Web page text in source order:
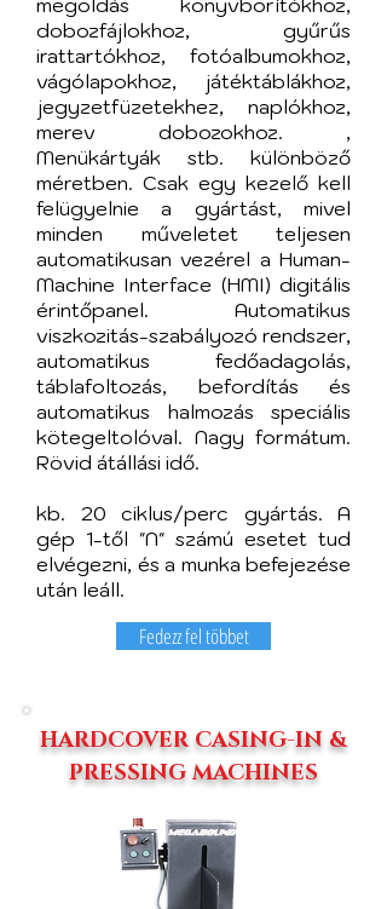
dobozfájlokhoz, gyűrűs
irattartókhoz, fotóalbumokhoz,
vágólapokhoz, játéktáblákhoz,
jegyzetfüzetekhez, naplókhoz,
merev dobozokhoz. ,
Menükártyák stb. különböző
méretben. Csak egy kezelő kell
felügyelnie a gyártást, mivel
minden műveletet teljesen
automatikusan vezérel a Human-
Machine Interface (HMI) digitális
érintőpanel. Automatikus
viszkozitás-szabályozó rendszer,
automatikus fedőadagolás,
táblafoltozás, befordítás és
automatikus halmozás speciális
kötegeltolóval. Nagy formátum.
Rövid átállási idő.
kb. 20 ciklus/perc gyártás. A
gép 1-től "N" számú esetet tud
elvégezni, és a munka befejezése
után leáll.
Fedezz fel többet
HARDCOVER CASING-IN &
PRESSING MACHINES